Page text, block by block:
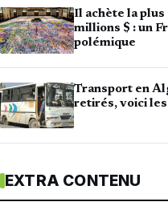
Il achète la
millions $ : un
polémique
Transport en
retirés, voici
EXTRA CONTENU